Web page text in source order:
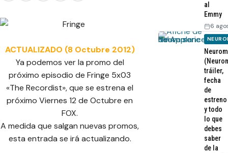
ACTUALIZADO (8 Octubre 2012)
Ya podemos ver la promo del
próximo episodio de Fringe 5x03
«The Recordist», que se estrena el
próximo Viernes 12 de Octubre en
FOX.
A medida que salgan nuevas promos,
esta entrada se irá actualizando.
al
Emmy
6
tráiler,
fecha
de
estreno
y todo
lo que
debes
saber
de la